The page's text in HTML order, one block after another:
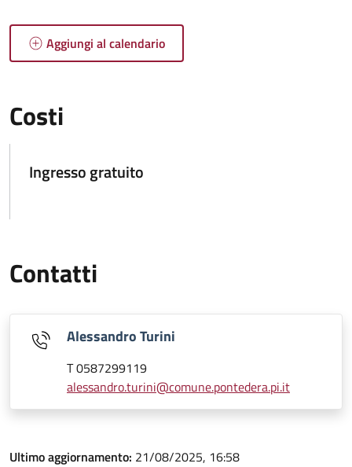
Aggiungi al calendario
Costi
Ingresso gratuito
Contatti
Alessandro Turini
T 0587299119
alessandro.turini@comune.pontedera.pi.it
Ultimo aggiornamento: 21/08/2025, 16:58